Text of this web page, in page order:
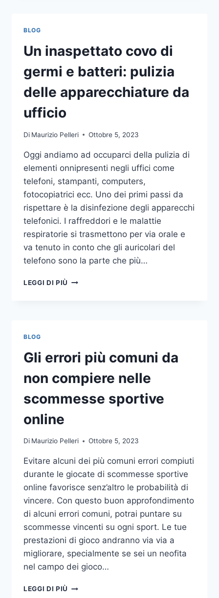
BLOG
Un inaspettato covo di
germi e batteri: pulizia
delle apparecchiature da
ufficio
Di Maurizio Pelleri Ottobre 5, 2023
Oggi andiamo ad occuparci della pulizia di
elementi onnipresenti negli uffici come
telefoni, stampanti, computers,
fotocopiatrici ecc. Uno dei primi passi da
rispettare è la disinfezione degli apparecchi
telefonici. I raffreddori e le malattie
respiratorie si trasmettono per via orale e
va tenuto in conto che gli auricolari del
telefono sono la parte che più…
LEGGI DI PIÙ UN
PULIZIA
DELLE
APPARECCHIATURE
DA
BLOG
Gli errori più comuni da
non compiere nelle
scommesse sportive
online
Di Maurizio Pelleri Ottobre 5, 2023
Evitare alcuni dei più comuni errori compiuti
durante le giocate di scommesse sportive
online favorisce senz’altro le probabilità di
vincere. Con questo buon approfondimento
di alcuni errori comuni, potrai puntare su
scommesse vincenti su ogni sport. Le tue
prestazioni di gioco andranno via via a
migliorare, specialmente se sei un neofita
nel campo dei gioco…
LEGGI DI PIÙ GLI